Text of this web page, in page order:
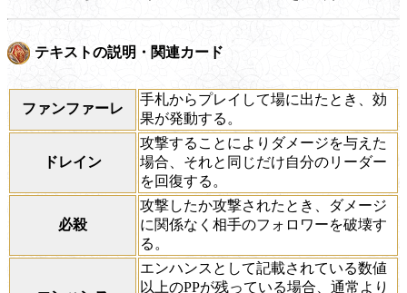
テキストの説明・関連カード
ファンファーレ
手札からプレイして場に出たとき、効
果が発動する。
ドレイン
攻撃することによりダメージを与えた
場合、それと同じだけ自分のリーダー
を回復する。
必殺
攻撃したか攻撃されたとき、ダメージ
に関係なく相手のフォロワーを破壊す
る。
エンハンスとして記載されている数値
以上のPPが残っている場合、通常より